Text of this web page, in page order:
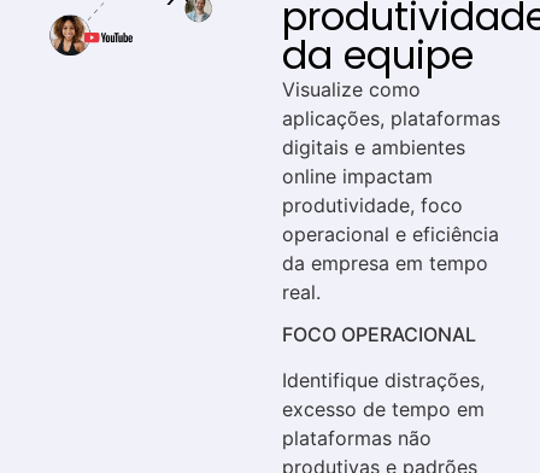
da equipe
Visualize como
aplicações, plataformas
digitais e ambientes
online impactam
produtividade, foco
operacional e eficiência
da empresa em tempo
real.
FOCO OPERACIONAL
Identifique distrações,
excesso de tempo em
plataformas não
produtivas e padrões